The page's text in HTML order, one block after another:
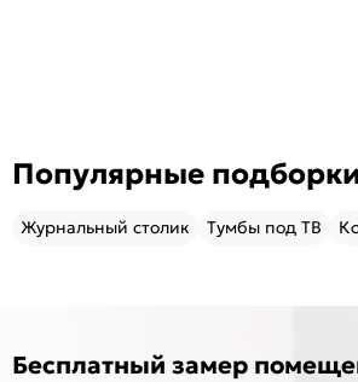
Популярные
Журнальный столик Тумбы под ТВ
Бесплатный замер